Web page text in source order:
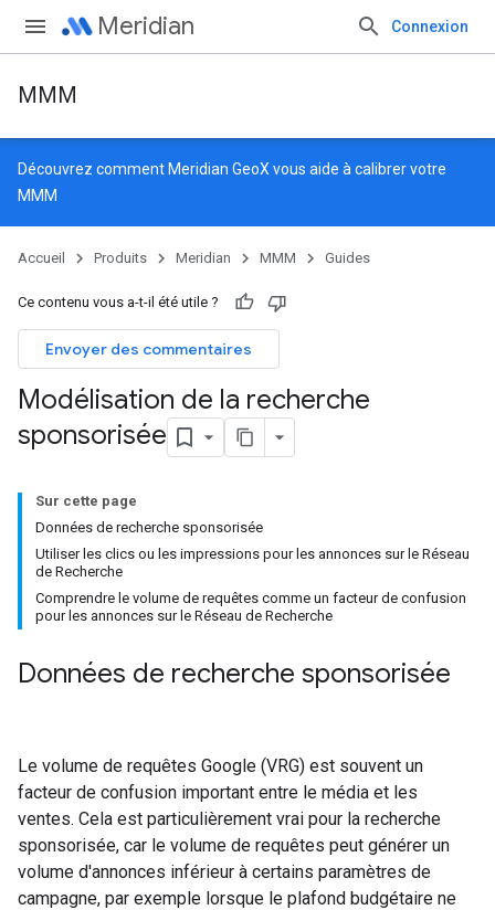
Meridian Connexion
MMM
Découvrez comment Meridian GeoX vous aide à calibrer votre
MMM
Accueil Produits Meridian MMM Guides
Ce contenu vous a-t-il été utile ?
Envoyer des commentaires
Modélisation de la recherche
sponsorisée
Sur cette page
Données de recherche sponsorisée
Utiliser les clics ou les impressions pour les annonces sur le Réseau
de Recherche
Comprendre le volume de requêtes comme un facteur de confusion
pour les annonces sur le Réseau de Recherche
Données de recherche sponsorisée
Le volume de requêtes Google (VRG) est souvent un
facteur de confusion important entre le média et les
ventes. Cela est particulièrement vrai pour la recherche
sponsorisée, car le volume de requêtes peut générer un
volume d'annonces inférieur à certains paramètres de
campagne, par exemple lorsque le plafond budgétaire ne